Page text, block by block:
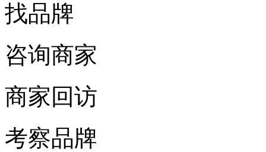
找品牌
咨询商家
商家回访
考察品牌